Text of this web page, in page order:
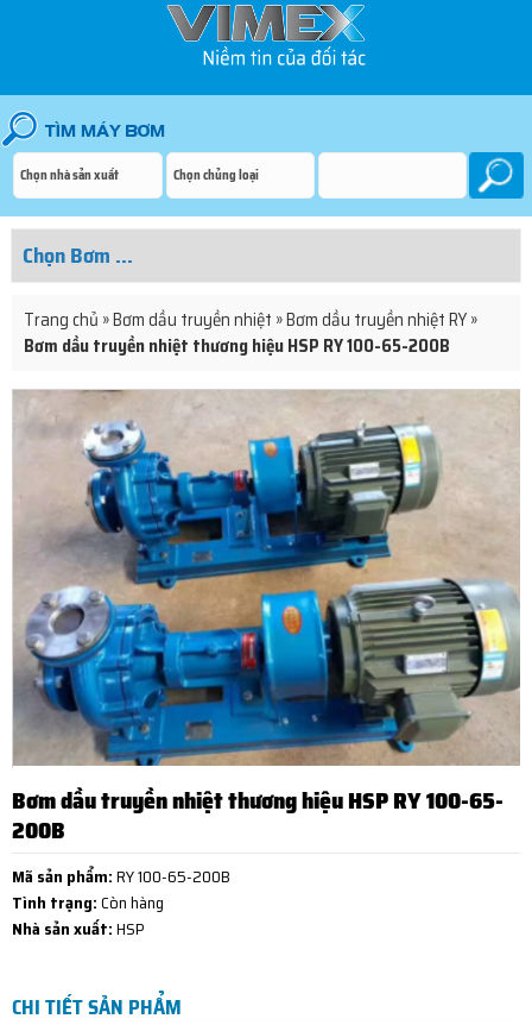
Trang chủ »Bơm dầu truyền nhiệt »Bơm dầu truyền nhiệt RY»
Bơm dầu truyền nhiệt thương hiệu HSP RY 100-65-200B
Bơm dầu truyền nhiệt thương hiệu HSP RY 100-65-
200B
Mã sản phẩm:RY 100-65-200B
Tình trạng:Còn hàng
Nhà sản xuất:HSP
CHI TIẾT SẢN PHẨM